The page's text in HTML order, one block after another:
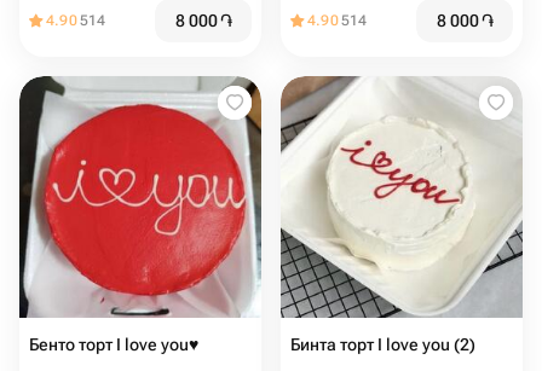
4.90514 8 000֏ 4.90514 8 000֏
Бенто торт I love you♥️ Бинта торт I love you (2)